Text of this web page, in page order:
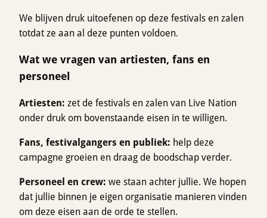
We blijven druk uitoefenen op deze festivals en zalen
totdat ze aan al deze punten voldoen.
Wat we vragen van artiesten, fans en
personeel
Artiesten: zet de festivals en zalen van Live Nation
onder druk om bovenstaande eisen in te willigen.
Fans, festivalgangers en publiek: help deze
campagne groeien en draag de boodschap verder.
Personeel en crew: we staan achter jullie. We hopen
dat jullie binnen je eigen organisatie manieren vinden
om deze eisen aan de orde te stellen.